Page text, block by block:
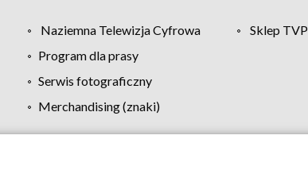
Naziemna Telewizja Cyfrowa
Sklep TVP
Program dla prasy
Serwis fotograficzny
Merchandising (znaki)